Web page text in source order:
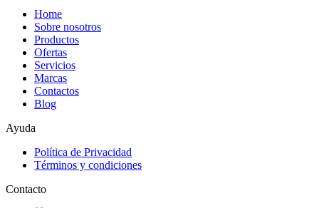
Home
Sobre nosotros
Productos
Ofertas
Servicios
Marcas
Contactos
Blog
Ayuda
Política de Privacidad
Términos y condiciones
Contacto